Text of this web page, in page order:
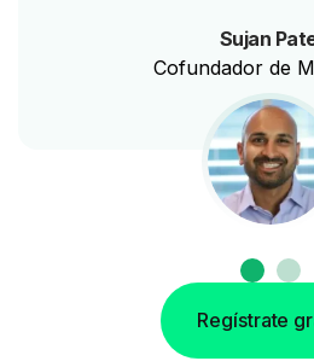
Sujan
Cofundador de
Regístrate